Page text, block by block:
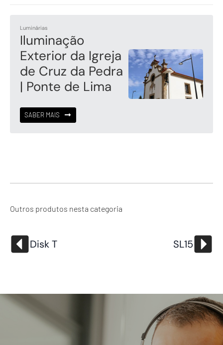
Luminárias
Iluminação
Exterior da Igreja
de Cruz da Pedra
| Ponte de Lima
SABER MAIS
Outros produtos nesta categoria
Disk T SL15